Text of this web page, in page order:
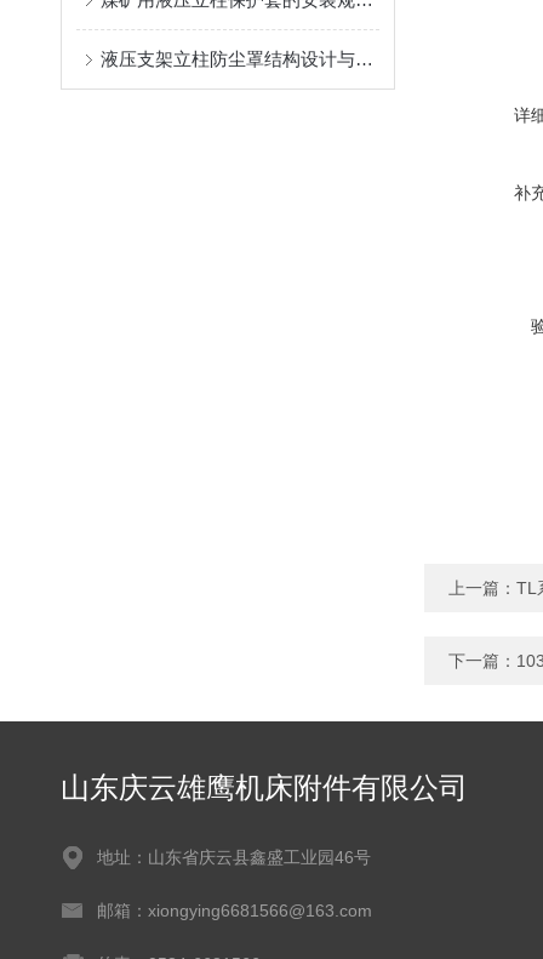
液压支架立柱防尘罩结构设计与密封防护原理
详
补
上一篇： TL
下一篇：
山东庆云雄鹰机床附件有限公司
地址：山东省庆云县鑫盛工业园46号
邮箱：xiongying6681566@163.com